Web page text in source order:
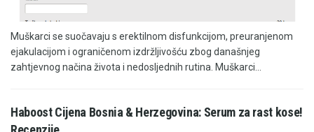
Muškarci se suočavaju s erektilnom disfunkcijom, preuranjenom
ejakulacijom i ograničenom izdržljivošću zbog današnjeg
zahtjevnog načina života i nedosljednih rutina. Muškarci...
Haboost Cijena Bosnia & Herzegovina: Serum za rast kose!